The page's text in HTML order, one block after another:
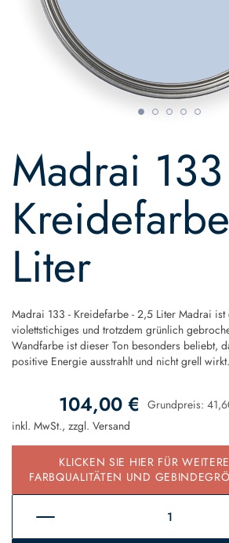
Madrai
Liter
Madrai 133 - Kreidefarbe - 2,5 Liter Madrai ist
violettstichiges und trotzdem grünlich
Wandfarbe ist dieser Ton besonders beliebt,
positive Energie ausstrahlt und nicht grell wirkt.
104,00 € Grundpreis:
inkl. MwSt., zzgl. Versand
KLICKEN SIE HIER FÜR WEITERE
FARBQUALITÄTEN UND
the
beginning
the
images